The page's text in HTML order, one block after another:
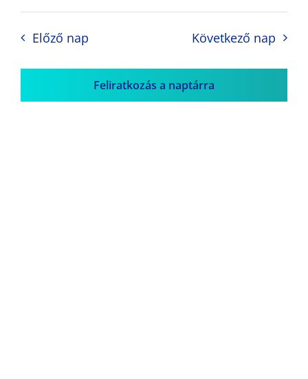
Előző nap Következő nap
Feliratkozás a naptárra